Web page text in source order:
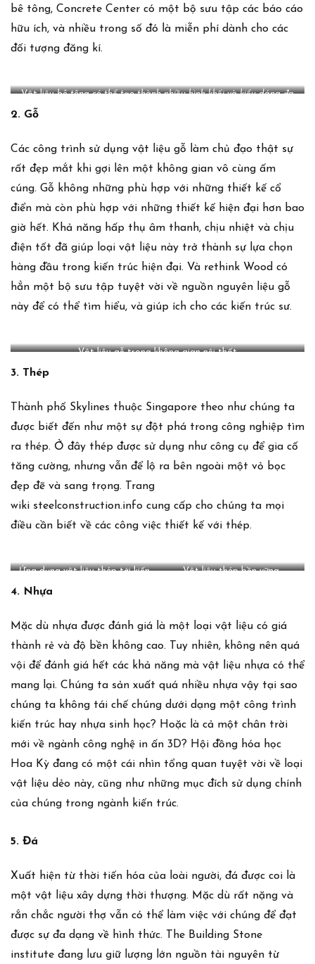
bê tông, Concrete Center có một bộ sưu tập các báo cáo
hữu ích, và nhiều trong số đó là miễn phí dành cho các
đối tượng đăng kí.
Vật liệubê tông có thể tạo thành nhiều hình khối và kiểu dáng đa
2. Gỗ
Các công trình sử dụng vật liệu gỗ làm chủ đạo thật sự
rất đẹp mắt khi gợi lên một không gian vô cùng ấm
cúng. Gỗ không những phù hợp với những thiết kế cổ
điển mà còn phù hợp với những thiết kế hiện đại hơn bao
giờ hết. Khả năng hấp thụ âm thanh, chịu nhiệt và chịu
điện tốt đã giúp loại vật liệu này trở thành sự lựa chọn
hàng đầu trong kiến ​​trúc hiện đại. Và rethink Wood có
hẳn một bộ sưu tập tuyệt vời về nguồn nguyên liệu gỗ
này để có thể tìm hiểu, và giúp ích cho các kiến trúc sư.
Vật liệu gỗ trong không gian nội thất
3. Thép
Thành phố Skylines thuộc Singapore theo như chúng ta
được biết đến như một sự đột phá trong công nghiệp tìm
ra thép. Ở đây thép được sử dụng như công cụ để gia cố
tăng cường, nhưng vẫn để lộ ra bên ngoài một vỏ bọc
đẹp đẽ và sang trọng. Trang
wiki steelconstruction.info cung cấp cho chúng ta mọi
điều cần biết về các công việc thiết kế với thép.
Ứng dụng vật liệu thép tới kiến
Vật liệu thép bền vững
4. Nhựa
Mặc dù nhựa được đánh giá là một loại vật liệu có giá
thành rẻ và độ bền không cao. Tuy nhiên, không nên quá
vội để đánh giá hết các khả năng mà vật liệu nhựa có thể
mang lại. Chúng ta sản xuất quá nhiều nhựa vậy tại sao
chúng ta không tái chế chúng dưới dạng một công trình
kiến trúc hay nhựa sinh học? Hoặc là cả một chân trời
mới về ngành công nghệ in ấn 3D? Hội đồng hóa học
Hoa Kỳ đang có một cái nhìn tổng quan tuyệt vời về loại
vật liệu dẻo này, cũng như những mục đích sử dụng chính
của chúng trong ngành kiến trúc.
5. Đá
Xuất hiện từ thời tiến hóa của loài người, đá được coi là
một vật liệu xây dựng thời thượng. Mặc dù rất nặng và
rắn chắc người thợ vẫn có thể làm việc với chúng để đạt
được sự đa dạng về hình thức.
The Building Stone
institute đang lưu giữ lượng lớn nguồn tài nguyên từ